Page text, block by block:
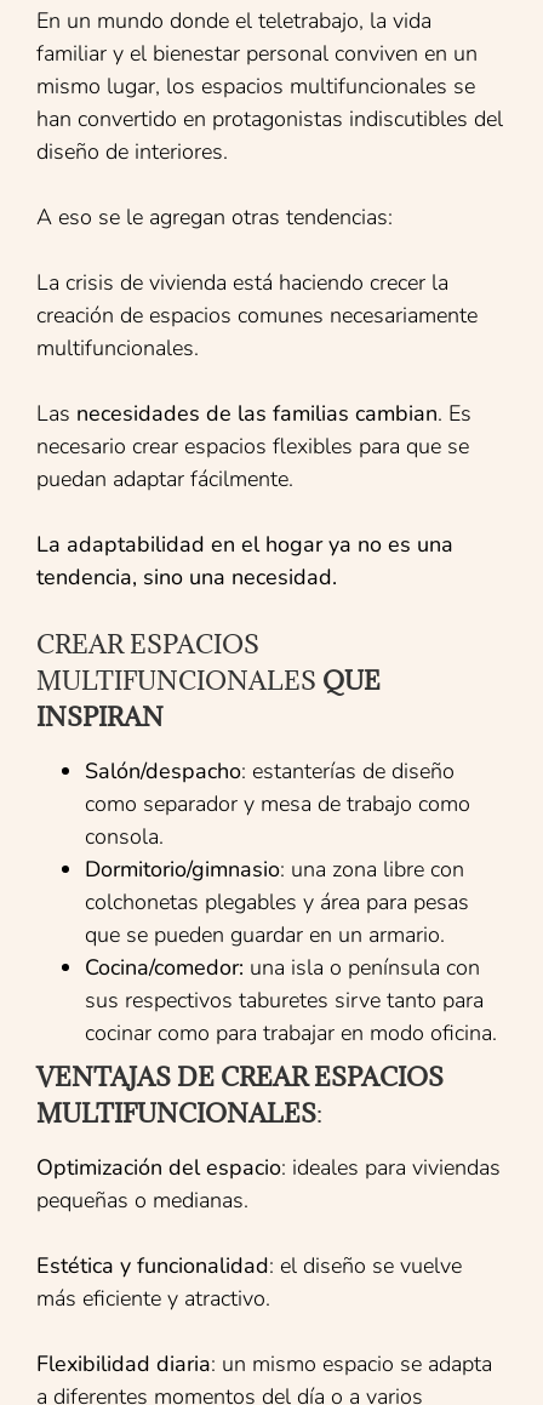
En un mundo donde el teletrabajo, la vida
familiar y el bienestar personal conviven en un
mismo lugar, los espacios multifuncionales se
han convertido en protagonistas indiscutibles del
diseño de interiores.
A eso se le agregan otras tendencias:
La crisis de vivienda está haciendo crecer la
creación de espacios comunes necesariamente
multifuncionales.
Las necesidades de las familias cambian. Es
necesario crear espacios flexibles para que se
puedan adaptar fácilmente.
La adaptabilidad en el hogar ya no es una
tendencia, sino una necesidad.
CREAR ESPACIOS
MULTIFUNCIONALES QUE
INSPIRAN
Salón/despacho: estanterías de diseño
como separador y mesa de trabajo como
consola.
Dormitorio/gimnasio: una zona libre con
colchonetas plegables y área para pesas
que se pueden guardar en un armario.
Cocina/comedor: una isla o península con
sus respectivos taburetes sirve tanto para
cocinar como para trabajar en modo oficina.
VENTAJAS DE CREAR ESPACIOS
MULTIFUNCIONALES:
Optimización del espacio: ideales para viviendas
pequeñas o medianas.
Estética y funcionalidad: el diseño se vuelve
más eficiente y atractivo.
Flexibilidad diaria: un mismo espacio se adapta
a diferentes momentos del día o a varios